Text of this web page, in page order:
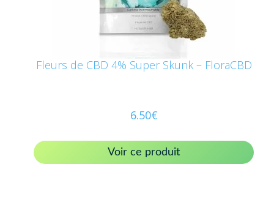
Fleurs de CBD 4% Super Skunk – FloraCBD
6.50€
Voir ce produit